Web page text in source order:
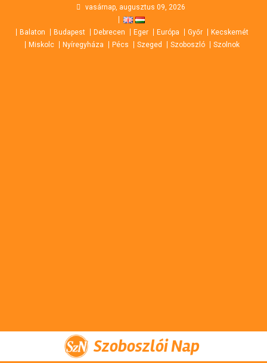
content
vasárnap, augusztus 09, 2026
Balaton Budapest Debrecen Eger Európa Győr
Kecskemét
Miskolc
Nyíregyháza Pécs Szeged Szoboszló Szolnok
Szoboszlói Nap